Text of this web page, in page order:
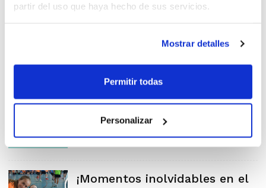
partir del uso que haya hecho de sus servicios.
Mostrar detalles
Permitir todas
Personalizar
inscripciones!
Un verano para activarse,
aprender y disfrutar con la
FBCV
¡Momentos inolvidables en el